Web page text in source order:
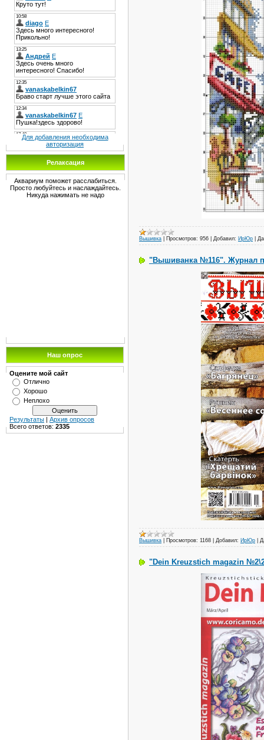
Для добавления необходима
авторизация
Релаксация
Аквариум поможет расслабиться.
Просто любуйтесь и наслаждайтесь.
Никуда нажимать не надо
Наш опрос
Оцените мой сайт
Отлично
Хорошо
Неплохо
Результаты | Архив опросов
Всего ответов: 2335
Вышивка Просмотров: 956 Добавил: ИрЮр
"Вышиванка №116". Журнал
Вышивка Просмотров: 1168 Добавил: ИрЮр
"Dein Kreuzstich magazin